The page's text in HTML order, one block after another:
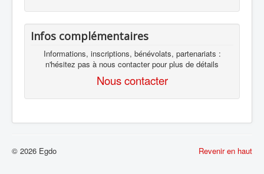
Infos complémentaires
Informations, inscriptions, bénévolats, partenariats :
n'hésitez pas à nous contacter pour plus de détails
Nous contacter
Revenir en haut
© 2026 Egdo